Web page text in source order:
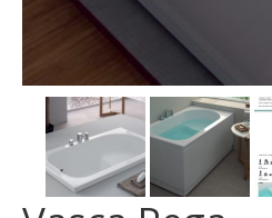
RUBINETTERIA
CAMINI E STUFE
CONTATTI